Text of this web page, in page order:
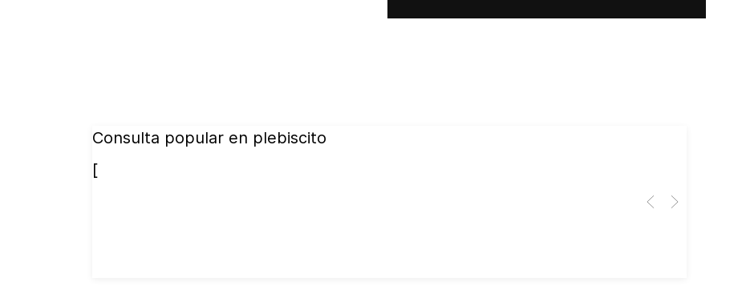
Consulta popular en plebiscito
[